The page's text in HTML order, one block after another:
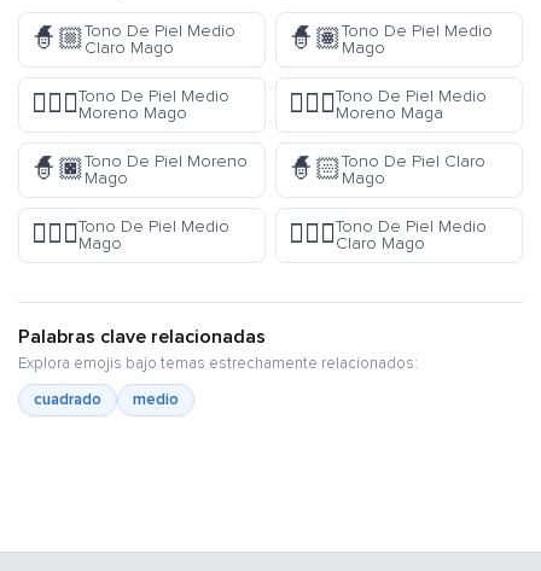
🧙🏼Tono De Piel Medio
Claro Mago
🧙🏽Tono De Piel Medio
Mago
🧙🏾‍♂️Tono De Piel Medio
Moreno Mago
🧙🏾‍♀️Tono De Piel Medio
Moreno Maga
🧙🏿Tono De Piel Moreno
Mago
🧙🏻Tono De Piel Claro
Mago
🧙🏽‍♂️Tono De Piel Medio
Mago
🧙🏼‍♂️Tono De Piel Medio
Claro Mago
Palabras clave relacionadas
Explora emojis bajo temas estrechamente relacionados:
cuadrado
medio